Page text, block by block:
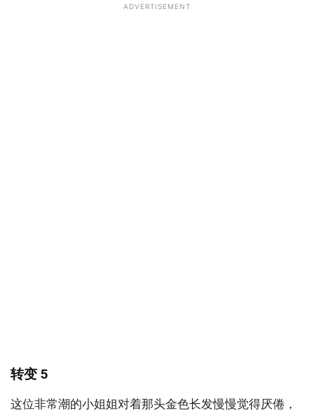
ADVERTISEMENT
转变 5
这位非常潮的小姐姐对着那头金色长发慢慢觉得厌倦，